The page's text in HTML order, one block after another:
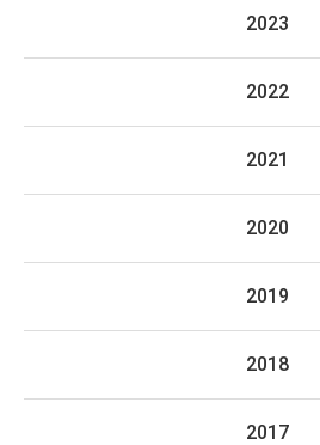
2023
2022
2021
2020
2019
2018
2017